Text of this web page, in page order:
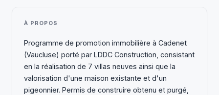
À PROPOS
Programme de promotion immobilière à Cadenet
(Vaucluse) porté par LDDC Construction, consistant
en la réalisation de 7 villas neuves ainsi que la
valorisation d'une maison existante et d'un
pigeonnier. Permis de construire obtenu et purgé,